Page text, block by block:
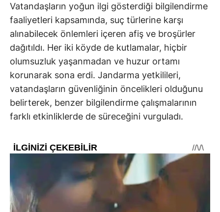
Vatandaşların yoğun ilgi gösterdiği bilgilendirme
faaliyetleri kapsamında, suç türlerine karşı
alınabilecek önlemleri içeren afiş ve broşürler
dağıtıldı. Her iki köyde de kutlamalar, hiçbir
olumsuzluk yaşanmadan ve huzur ortamı
korunarak sona erdi. Jandarma yetkilileri,
vatandaşların güvenliğinin öncelikleri olduğunu
belirterek, benzer bilgilendirme çalışmalarının
farklı etkinliklerde de süreceğini vurguladı.